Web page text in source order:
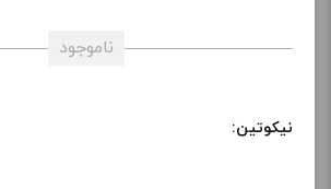
ناموجود
نیکوتین: